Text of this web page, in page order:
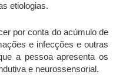
etiologias.
por conta do acúmulo de
e infecções e outras
a pessoa apresenta os
e neurossensorial.